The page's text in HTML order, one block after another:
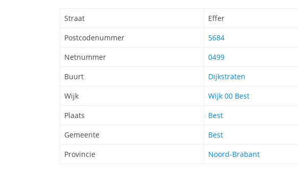
Straat
Effer
Postcodenummer
5684
Netnummer
0499
Buurt
Dijkstraten
Wijk
Wijk 00 Best
Plaats
Best
Gemeente
Best
Provincie
Noord-Brabant